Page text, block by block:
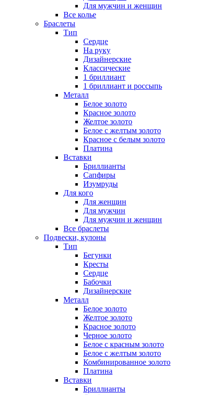
Для мужчин и женщин
Все колье
Браслеты
Тип
Сердце
На руку
Дизайнерские
Классические
1 бриллиант
1 бриллиант и россыпь
Металл
Белое золото
Красное золото
Желтое золото
Белое с желтым золото
Красное с белым золото
Платина
Вставки
Бриллианты
Сапфиры
Изумруды
Для кого
Для женщин
Для мужчин
Для мужчин и женщин
Все браслеты
Подвески, кулоны
Тип
Бегунки
Кресты
Сердце
Бабочки
Дизайнерские
Металл
Белое золото
Желтое золото
Красное золото
Черное золото
Белое с красным золото
Белое с желтым золото
Комбинированное золото
Платина
Вставки
Бриллианты